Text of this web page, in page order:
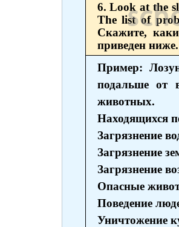
6. Look at the
The list of
Скажите,
приведен ниже.
Пример:
подальше от
животных.
Находящихся
Загрязнение
Загрязнение
Загрязнение
Опасные
Поведение
Уничтожение